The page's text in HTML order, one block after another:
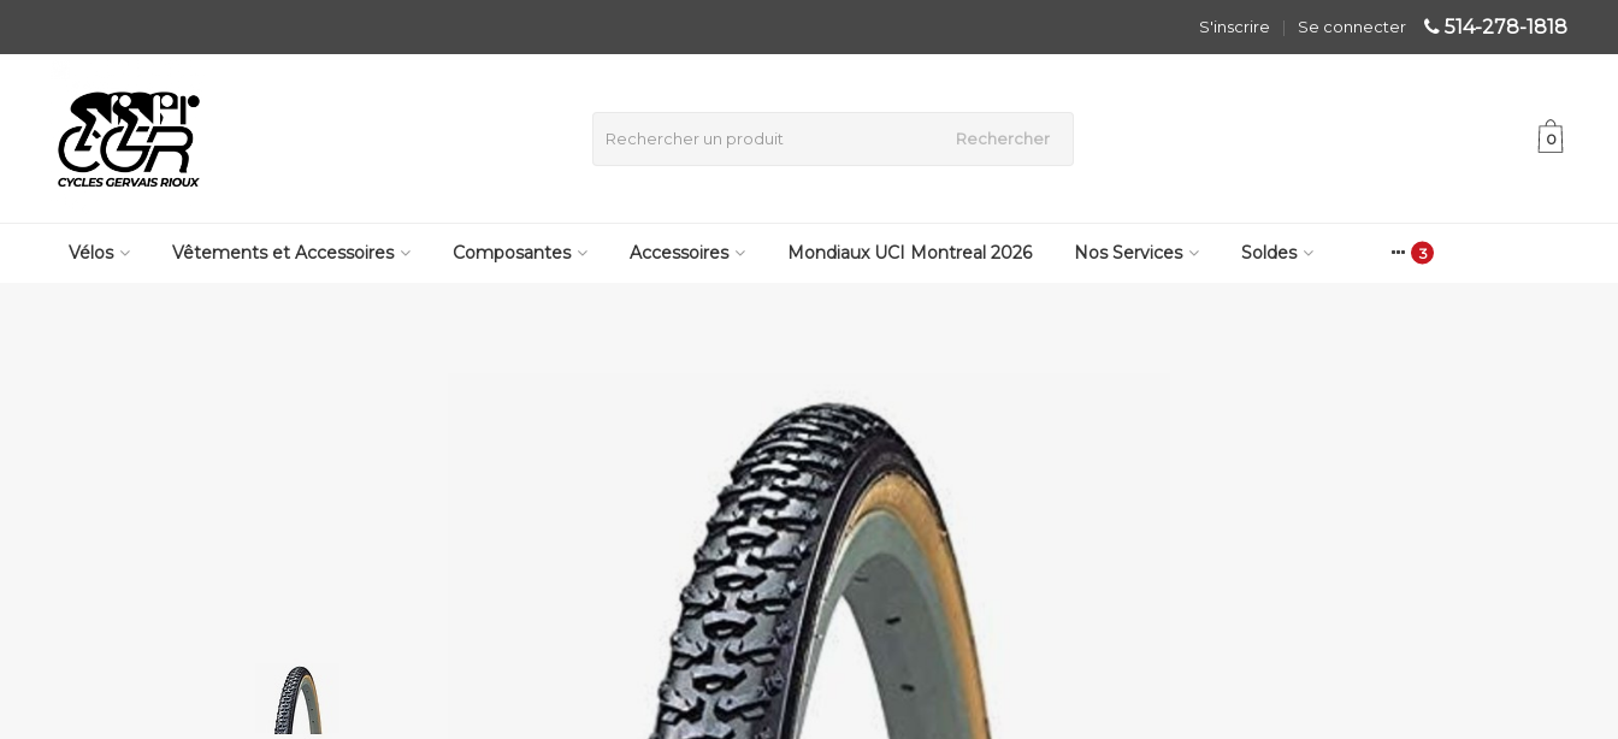
514-278-1818
Se connecter
|
S'inscrire
Rechercher 0
Vélos Vêtements et Accessoires Composantes Accessoires Mondiaux UCI Montreal 2026 Nos Services Soldes